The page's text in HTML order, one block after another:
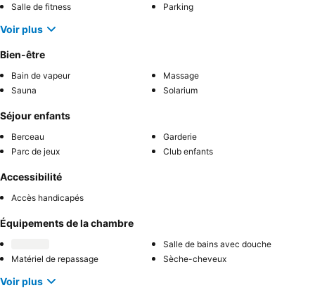
Salle de fitness
Parking
Voir plus
Bien-être
Bain de vapeur
Massage
Sauna
Solarium
Séjour enfants
Berceau
Garderie
Parc de jeux
Club enfants
Accessibilité
Accès handicapés
Équipements de la chambre
Salle de bains avec douche
Matériel de repassage
Sèche-cheveux
Voir plus